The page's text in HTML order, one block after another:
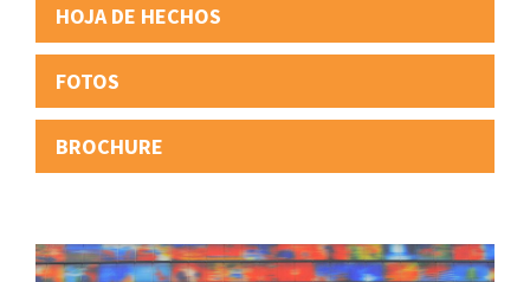
HOJA DE HECHOS
FOTOS
BROCHURE